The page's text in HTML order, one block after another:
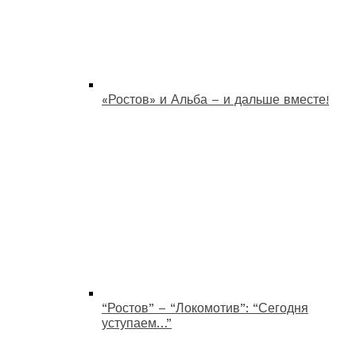
«Ростов» и Альба – и дальше вместе!
“Ростов” – “Локомотив”: “Сегодня
уступаем…”